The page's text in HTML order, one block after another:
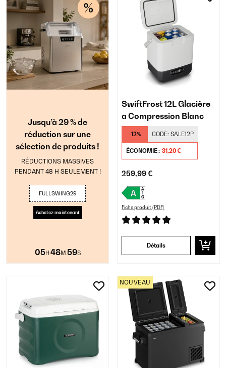
Jusqu’à 29 % de
réduction sur une
sélection de produits !
RÉDUCTIONS MASSIVES
PENDANT 48 H SEULEMENT !
FULLSWING29
Achetez maintenant
05H 48M 59S
SwiftFrost 12L Glacière
a Compression Blanc
-12% CODE: SALE12P
ÉCONOMIE : 31,20 €
259,99 €
Fiche produit (PDF)
Détails
NOUVEAU